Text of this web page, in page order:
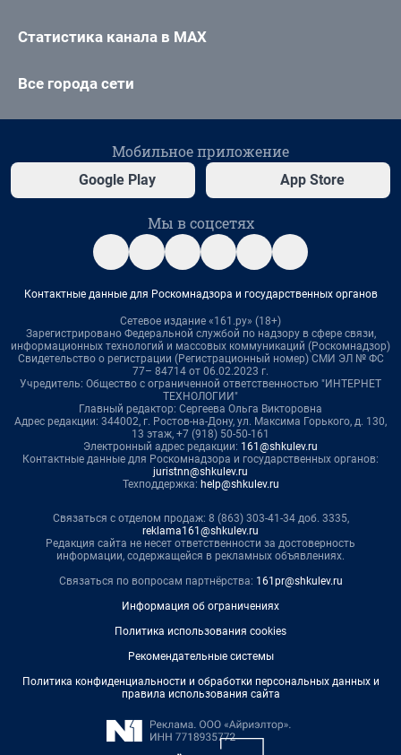
Статистика канала в MAX
Все города сети
Мобильное приложение
Google Play App Store
Мы в соцсетях
Контактные данные для Роскомнадзора и государственных органов
Сетевое издание «161.ру» (18+)
Зарегистрировано Федеральной службой по надзору в сфере связи,
информационных технологий и массовых коммуникаций (Роскомнадзор)
Свидетельство о регистрации (Регистрационный номер) СМИ ЭЛ № ФС
77– 84714 от 06.02.2023 г.
Учредитель: Общество с ограниченной ответственностью "ИНТЕРНЕТ
ТЕХНОЛОГИИ"
Главный редактор: Сергеева Ольга Викторовна
Адрес редакции: 344002, г. Ростов-на-Дону, ул. Максима Горького, д. 130,
13 этаж, +7 (918) 50-50-161
Электронный адрес редакции: 161@shkulev.ru
Контактные данные для Роскомнадзора и государственных органов:
juristnn@shkulev.ru
Техподдержка: help@shkulev.ru
Связаться с отделом продаж: 8 (863) 303-41-34 доб. 3335,
reklama161@shkulev.ru
Редакция сайта не несет ответственности за достоверность
информации, содержащейся в рекламных объявлениях.
Связаться по вопросам партнёрства: 161pr@shkulev.ru
Информация об ограничениях
Политика использования cookies
Рекомендательные системы
Политика конфиденциальности и обработки персональных данных и
правила использования сайта